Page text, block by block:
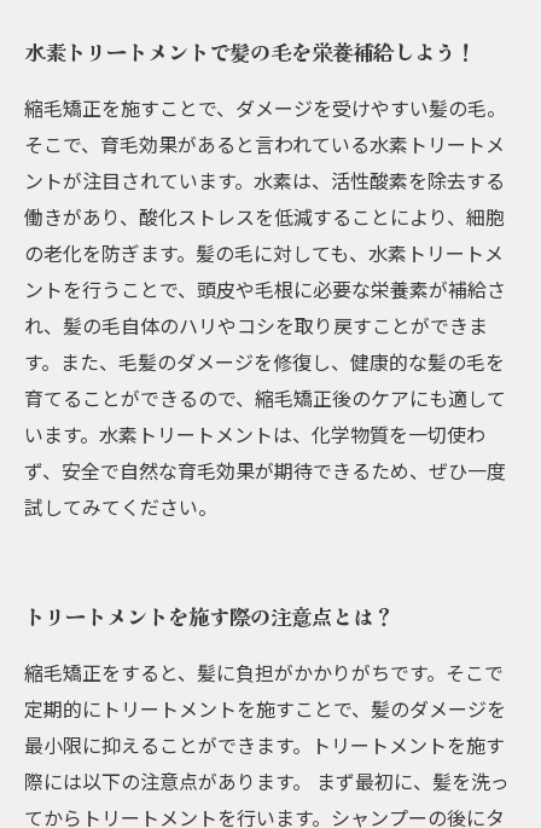
水素トリートメントで髪の毛を栄養補給しよう！
縮毛矯正を施すことで、ダメージを受けやすい髪の毛。
そこで、育毛効果があると言われている水素トリートメ
ントが注目されています。水素は、活性酸素を除去する
働きがあり、酸化ストレスを低減することにより、細胞
の老化を防ぎます。髪の毛に対しても、水素トリートメ
ントを行うことで、頭皮や毛根に必要な栄養素が補給さ
れ、髪の毛自体のハリやコシを取り戻すことができま
す。また、毛髪のダメージを修復し、健康的な髪の毛を
育てることができるので、縮毛矯正後のケアにも適して
います。水素トリートメントは、化学物質を一切使わ
ず、安全で自然な育毛効果が期待できるため、ぜひ一度
試してみてください。
トリートメントを施す際の注意点とは？
縮毛矯正をすると、髪に負担がかかりがちです。そこで
定期的にトリートメントを施すことで、髪のダメージを
最小限に抑えることができます。トリートメントを施す
際には以下の注意点があります。 まず最初に、髪を洗っ
てからトリートメントを行います。シャンプーの後にタ